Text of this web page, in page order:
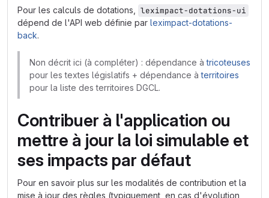
Pour les calculs de dotations,
leximpact-dotations-ui
dépend de l'API web définie par leximpact-dotations-
back.
Non décrit ici (à compléter) : dépendance àtricoteuses
pour les textes législatifs + dépendance àterritoires
pour la liste des territoires DGCL.
Contribuer à l'application ou
mettre à jour la loi simulable et
ses impacts par défaut
Pour en savoir plus sur les modalités de contribution et la
mise à jour des règles (typiquement, en cas d'évolution